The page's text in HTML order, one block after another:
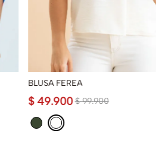
BLUSA FEREA
$ 99.900
$ 49.900